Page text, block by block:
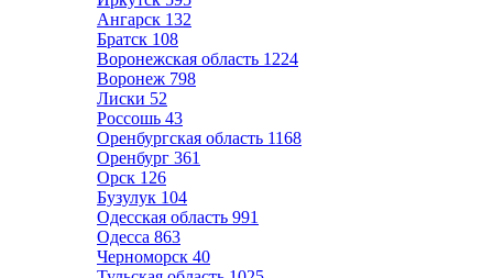
Ангарск 132
Братск 108
Воронежская область 1224
Воронеж 798
Лиски 52
Россошь 43
Оренбургская область 1168
Оренбург 361
Орск 126
Бузулук 104
Одесская область 991
Одесса 863
Черноморск 40